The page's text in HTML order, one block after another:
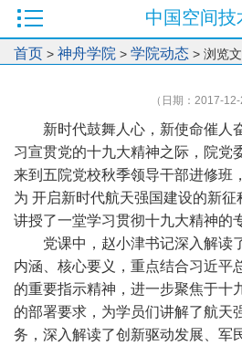
中国空间技
首页 > 神舟学院 > 学院动态 > 浏览
（日期：2017-
新时代鼓舞人心，新使命催人
习宣贯党的十九大精神之际，院党
来到五院党校秋季领导干部进修班
为 开启新时代航天强国建设的新征
讲授了一堂学习贯彻十九大精神的
党课中，赵小津书记深入解读
内涵、核心要义，重点结合习近平
的重要指示精神，进一步聚焦于十
的部署要求，为学员们讲解了航天
务，深入解读了创新驱动发展、军